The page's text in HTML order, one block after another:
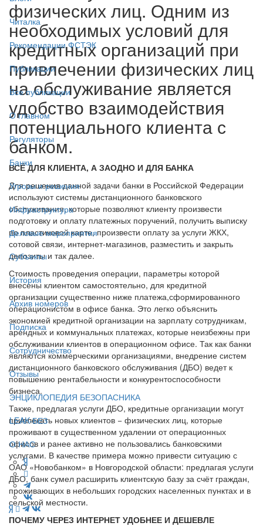
Читалка
Рекомендации ФСТЭК
Публикации
Все публикации
О главном
Регуляторы
Банки
Угрозы и решения
Инфраструктура
Деловые мероприятия
Субъекты
История
Архив номеров
Подписка
Сотрудничество
Отзывы
ЭНЦИКЛОПЕДИЯ БЕЗОПАСНИКА
LEAK-БЕЗ
О НАС
физических лиц. Одним из
необходимых условий для
кредитных организаций при
привлечении физических лиц
на обслуживание является
удобство взаимодействия
потенциального клиента с
банком.
ВСЁ ДЛЯ КЛИЕНТА, А ЗАОДНО И ДЛЯ БАНКА
Для решения данной задачи банки в Российской Федерации
используют системы дистанционного банковского
обслуживания, которые позволяют клиенту произвести
подготовку и оплату платежных поручений, получить выписку
по пластиковой карте, произвести оплату за услуги ЖКХ,
сотовой связи, интернет-магазинов, разместить и закрыть
депозиты и так далее.
Стоимость проведения операции, параметры которой
внесены клиентом самостоятельно, для кредитной
организации существенно ниже платежа,сформированного
операционистом в офисе банка. Это легко объяснить
экономией кредитной организации на зарплату сотрудникам,
арендных и коммунальных платежах, которые неизбежны при
обслуживании клиентов в операционном офисе. Так как банки
являются коммерческими организациями, внедрение систем
дистанционного банковского обслуживания (ДБО) ведет к
повышению рентабельности и конкурентоспособности
бизнеса.
Также, предлагая услуги ДБО, кредитные организации могут
привлекать новых клиентов − физических лиц, которые
проживают в существенном удалении от операционных
офисов и ранее активно не пользовались банковскими
услугами. В качестве примера можно привести ситуацию с
ОАО «Новобанком» в Новгородской области: предлагая услуги
ДБО, банк сумел расширить клиентскую базу за счёт граждан,
проживающих в небольших городских населенных пунктах и в
сельской местности.
ПОЧЕМУ ЧЕРЕЗ ИНТЕРНЕТ УДОБНЕЕ И ДЕШЕВЛЕ